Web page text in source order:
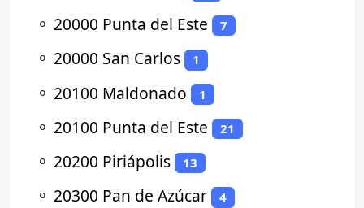
⚬ 20000 Punta del Este 7
⚬ 20000 San Carlos 1
⚬ 20100 Maldonado 1
⚬ 20100 Punta del Este 21
⚬ 20200 Piriápolis 13
⚬ 20300 Pan de Azúcar 4